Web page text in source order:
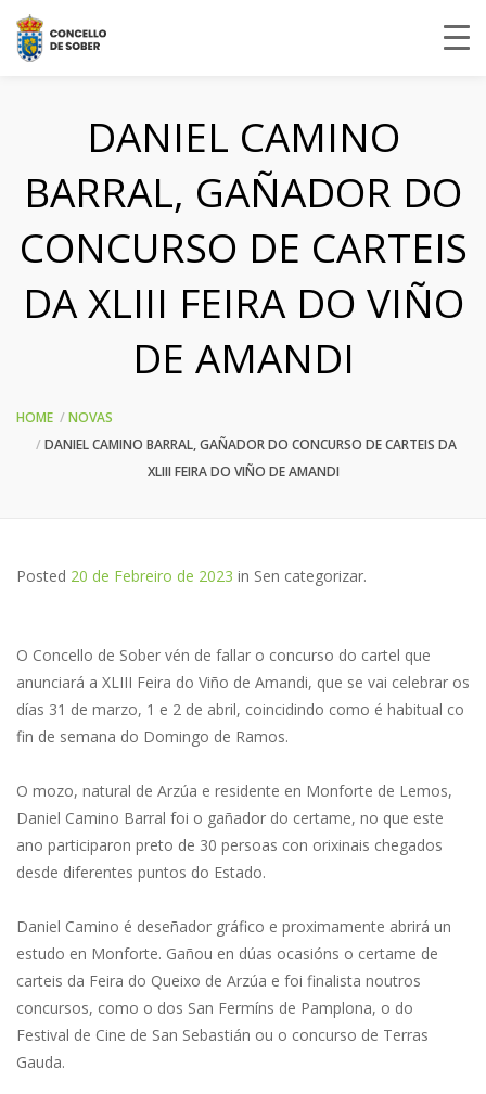
DANIEL CAMINO
BARRAL, GAÑADOR DO
CONCURSO DE CARTEIS
DA XLIII FEIRA DO VIÑO
DE AMANDI
HOME
NOVAS
DANIEL CAMINO BARRAL, GAÑADOR DO CONCURSO DE CARTEIS DA
XLIII FEIRA DO VIÑO DE AMANDI
Posted 20 de Febreiro de 2023 in Sen categorizar.
O Concello de Sober vén de fallar o concurso do cartel que
anunciará a XLIII Feira do Viño de Amandi, que se vai celebrar os
días 31 de marzo, 1 e 2 de abril, coincidindo como é habitual co
fin de semana do Domingo de Ramos.
O mozo, natural de Arzúa e residente en Monforte de Lemos,
Daniel Camino Barral foi o gañador do certame, no que este
ano participaron preto de 30 persoas con orixinais chegados
desde diferentes puntos do Estado.
Daniel Camino é deseñador gráfico e proximamente abrirá un
estudo en Monforte. Gañou en dúas ocasións o certame de
carteis da Feira do Queixo de Arzúa e foi finalista noutros
concursos, como o dos San Fermíns de Pamplona, o do
Festival de Cine de San Sebastián ou o concurso de Terras
Gauda.